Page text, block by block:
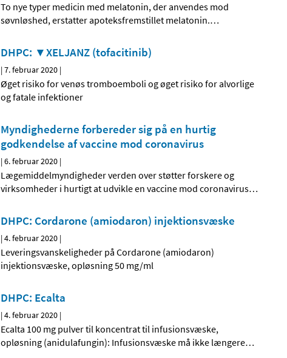
To nye typer medicin med melatonin, der anvendes mod
søvnløshed, erstatter apoteksfremstillet melatonin.…
DHPC: ▼XELJANZ (tofacitinib)
|7. februar 2020 |
Øget risiko for venøs tromboemboli og øget risiko for alvorlige
og fatale infektioner
Myndighederne forbereder sig på en hurtig
godkendelse af vaccine mod coronavirus
|6. februar 2020 |
Lægemiddelmyndigheder verden over støtter forskere og
virksomheder i hurtigt at udvikle en vaccine mod coronavirus…
DHPC: Cordarone (amiodaron) injektionsvæske
|4. februar 2020 |
Leveringsvanskeligheder på Cordarone (amiodaron)
injektionsvæske, opløsning 50 mg/ml
DHPC: Ecalta
|4. februar 2020 |
Ecalta 100 mg pulver til koncentrat til infusionsvæske,
opløsning (anidulafungin): Infusionsvæske må ikke længere…